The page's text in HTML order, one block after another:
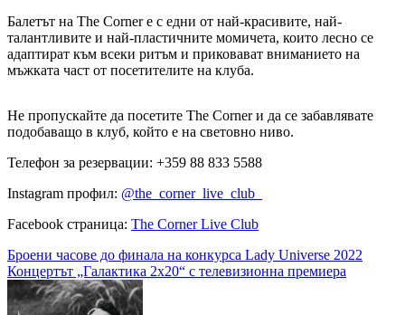
Балетът на The Corner е с едни от най-красивите, най-
талантливите и най-пластичните момичета, които лесно се
адаптират към всеки ритъм и приковават вниманието на
мъжката част от посетителите на клуба.
Не пропускайте да посетите The Corner и да се забавлявате
подобаващо в клуб, който е на световно ниво.
Телефон за резервации: +359 88 833 5588
Instagram профил: @the_corner_live_club_
Facebook страница: The Corner Live Club
Навигация
Броени часове до финала на конкурса Lady Universe 2022
Концертът „Галактика 2х20“ с телевизионна премиера